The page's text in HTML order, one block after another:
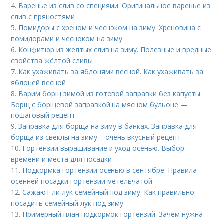
4. Варенье из слив со специями. Оригинальное варенье из
слив с пряностями
5. Помидоры с хреном и чесноком на зиму. Хреновина с
помидорами и чесноком на зиму
6. Конфитюр из желтых слив на зиму. Полезные и вредные
свойства жёлтой сливы
7. Как ухаживать за яблонями весной. Как ухаживать за
яблоней весной
8. Варим борщ зимой из готовой заправки без капусты.
Борщ с борщевой заправкой на мясном бульоне —
пошаговый рецепт
9.Заправка для борща на зиму в банках. Заправка для
борща из свеклы на зиму – очень вкусный рецепт
10. Гортензии выращивание и уход осенью. Выбор
времени и места для посадки
11. Подкормка гортензии осенью в сентябре. Правила
осенней посадки гортензии метельчатой
12.Сажают ли лук семейный под зиму. Как правильно
посадить семейный лук под зиму
13. Примерный план подкормок гортензий. Зачем нужна